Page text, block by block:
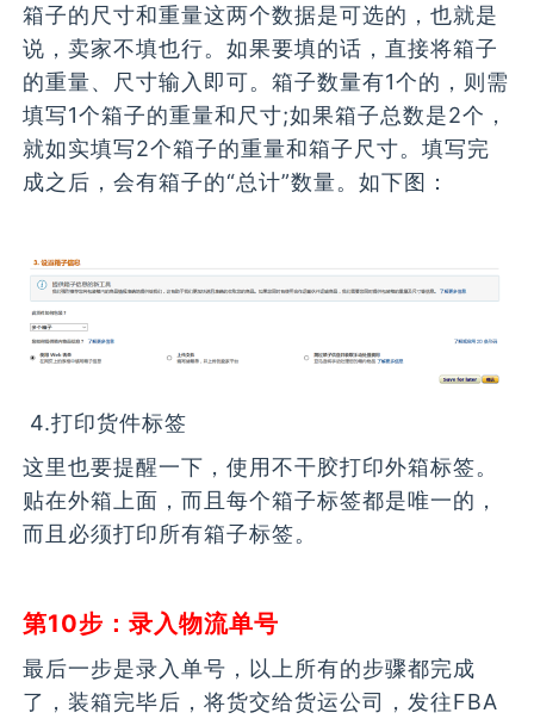
箱子的尺寸和重量这两个数据是可选的，也就是
说，卖家不填也行。如果要填的话，直接将箱子
的重量、尺寸输入即可。箱子数量有1个的，则需
填写1个箱子的重量和尺寸;如果箱子总数是2个，
就如实填写2个箱子的重量和箱子尺寸。填写完
成之后，会有箱子的“总计”数量。如下图：
4.打印货件标签
这里也要提醒一下，使用不干胶打印外箱标签。
贴在外箱上面，而且每个箱子标签都是唯一的，
而且必须打印所有箱子标签。
第10步：录入物流单号
最后一步是录入单号，以上所有的步骤都完成
了，装箱完毕后，将货交给货运公司，发往FBA